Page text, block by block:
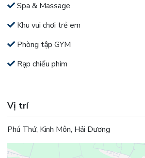
Spa & Massage
Khu vui chơi trẻ em
Phòng tập GYM
Rạp chiếu phim
Vị trí
Phú Thứ, Kinh Môn, Hải Dương